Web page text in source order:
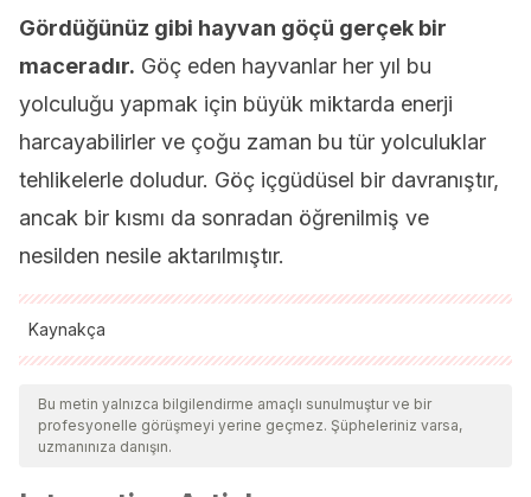
Gördüğünüz gibi hayvan göçü gerçek bir
maceradır. Göç eden hayvanlar her yıl bu
yolculuğu yapmak için büyük miktarda enerji
harcayabilirler ve çoğu zaman bu tür yolculuklar
tehlikelerle doludur. Göç içgüdüsel bir davranıştır,
ancak bir kısmı da sonradan öğrenilmiş ve
nesilden nesile aktarılmıştır.
Kaynakça
Tüm alıntı yapılan kaynaklar, kalitelerini, güvenilirliklerini,
güncelliklerini ve geçerliliklerini sağlamak için ekibimiz
tarafından derinlemesine incelendi. Bu makalenin bibliyografisi
Bu metin yalnızca bilgilendirme amaçlı sunulmuştur ve bir
profesyonelle görüşmeyi yerine geçmez. Şüpheleriniz varsa,
uzmanınıza danışın.